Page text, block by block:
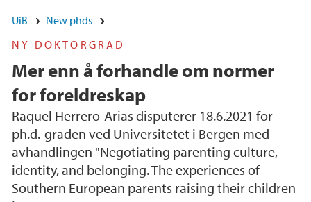
UiB
New phds
NY DOKTORGRAD
Mer enn å forhandle om normer
for foreldreskap
Raquel Herrero-Arias disputerer 18.6.2021 for
ph.d.-graden ved Universitetet i Bergen med
avhandlingen "Negotiating parenting culture,
identity, and belonging. The experiences of
Southern European parents raising their children